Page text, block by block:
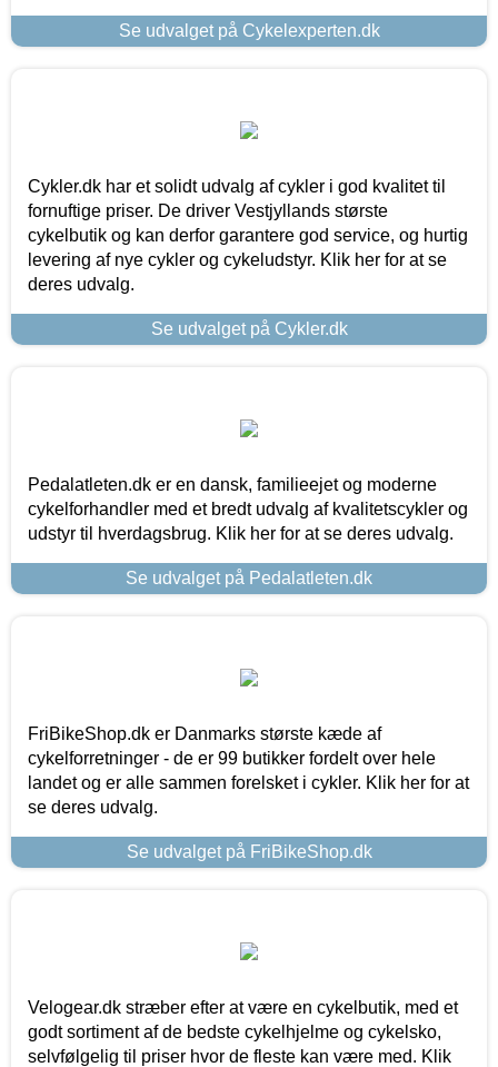
Se udvalget på Cykelexperten.dk
Cykler.dk har et solidt udvalg af cykler i god kvalitet til
fornuftige priser. De driver Vestjyllands største
cykelbutik og kan derfor garantere god service, og hurtig
levering af nye cykler og cykeludstyr. Klik her for at se
deres udvalg.
Se udvalget på Cykler.dk
Pedalatleten.dk er en dansk, familieejet og moderne
cykelforhandler med et bredt udvalg af kvalitetscykler og
udstyr til hverdagsbrug. Klik her for at se deres udvalg.
Se udvalget på Pedalatleten.dk
FriBikeShop.dk er Danmarks største kæde af
cykelforretninger - de er 99 butikker fordelt over hele
landet og er alle sammen forelsket i cykler. Klik her for at
se deres udvalg.
Se udvalget på FriBikeShop.dk
Velogear.dk stræber efter at være en cykelbutik, med et
godt sortiment af de bedste cykelhjelme og cykelsko,
selvfølgelig til priser hvor de fleste kan være med. Klik